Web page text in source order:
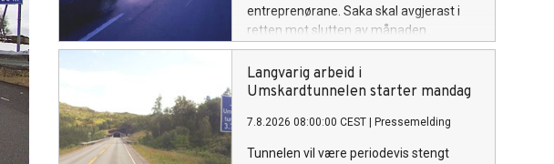
entreprenørane. Saka skal avgjerast i
retten mot slutten av månaden.
Langvarig arbeid i
Umskardtunnelen starter mandag
7.8.2026 08:00:00 CEST Pressemelding
Tunnelen vil være periodevis stengt